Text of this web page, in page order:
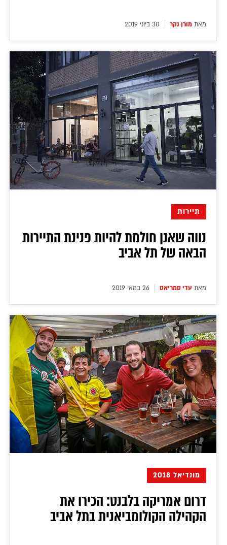
מאת מורן נקר 30 ביוני 2019
תיירות
נווה שאנן חולמת להיות פנינת התיירות
הבאה של תל אביב
מאת עדי סמריאס 26 במאי 2019
מונדיאל 2018
דרום אמריקה בלבנט: הכירו את
הקהילה הקולומביאנית בתל אביב